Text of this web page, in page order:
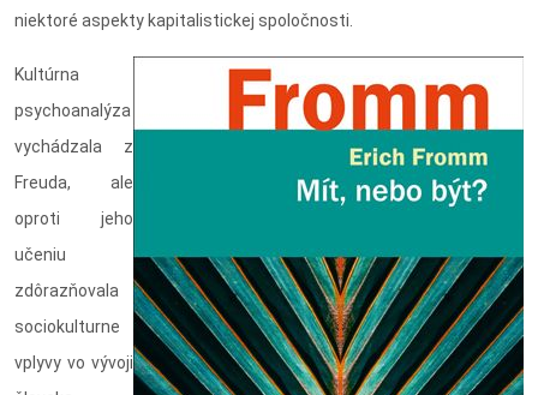
niektoré aspekty kapitalistickej spoločnosti.
Kultúrna
psychoanalýza
vychádzala z
Freuda, ale
oproti jeho
učeniu
zdôrazňovala
sociokulturne
vplyvy vo vývoji